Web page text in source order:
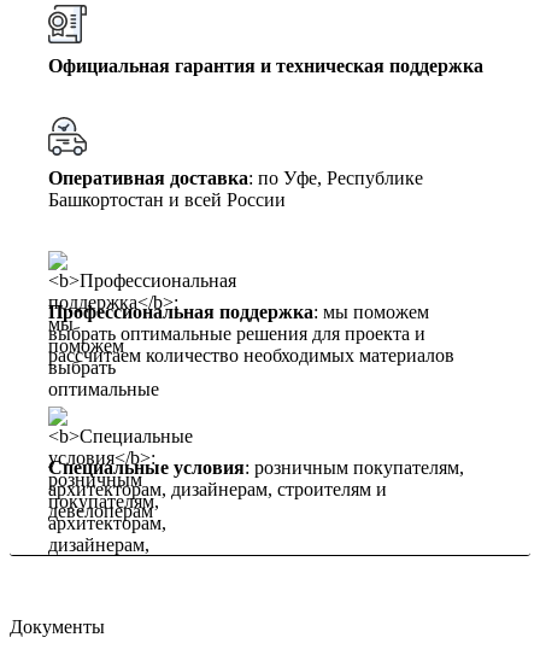
Официальная гарантия и техническая поддержка
Оперативная доставка: по Уфе, Республике
Башкортостан и всей России
Профессиональная поддержка: мы поможем
выбрать оптимальные решения для проекта и
рассчитаем количество необходимых материалов
Специальные условия: розничным покупателям,
архитекторам, дизайнерам, строителям и
девелоперам
Документы